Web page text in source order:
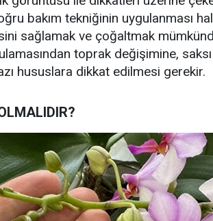
bakım tekniğinin uygulanması
sağlamak ve çoğaltmak
toprak değişimine,
hususlara dikkat edilmesi gerekir.